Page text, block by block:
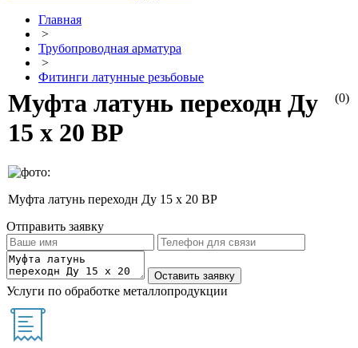
Главная
>
Трубопроводная арматура
>
Фитинги латунные резьбовые
(0)
Муфта латунь переходн Ду
15 х 20 ВР
Муфта латунь переходн Ду 15 х 20 ВР
Отправить заявку
Услуги по обработке металлопродукции